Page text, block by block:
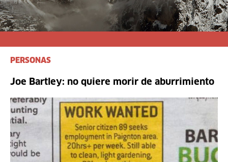
PERSONAS
Joe Bartley: no quiere morir de aburrimiento